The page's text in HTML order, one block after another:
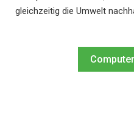
gleichzeitig die Umwelt